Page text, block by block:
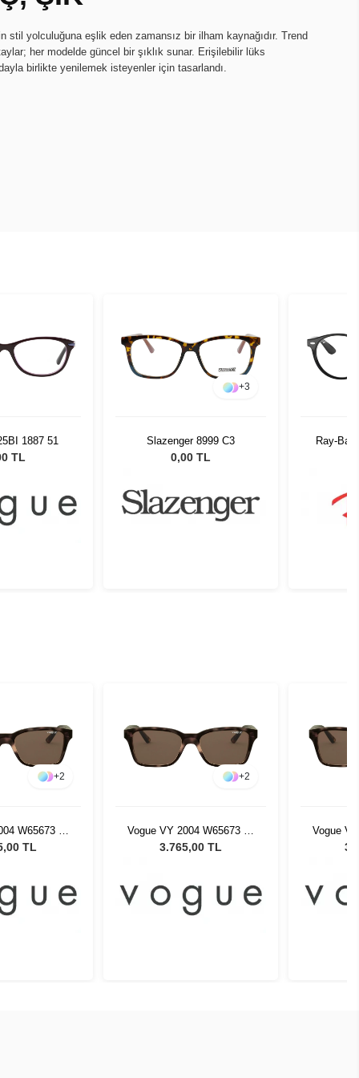
stil yolculuğuna eşlik eden zamansız bir ilham kaynağıdır. Trend
her modelde güncel bir şıklık sunar. Erişilebilir lüks
birlikte yenilemek isteyenler için tasarlandı.
1887 51
TL
+3
Slazenger 8999 C3
0,00 TL
Ray-
+2
W65673 47
Gözlüğü
TL
+2
Vogue VY 2004 W65673 47
Kadın Güneş Gözlüğü
3.765,00 TL
Vogue